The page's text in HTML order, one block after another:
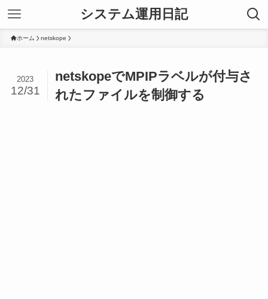
システム運用日記
ホーム netskope
netskopeでMPIPラベルが付与さ
れたファイルを制御する
2023
12/31